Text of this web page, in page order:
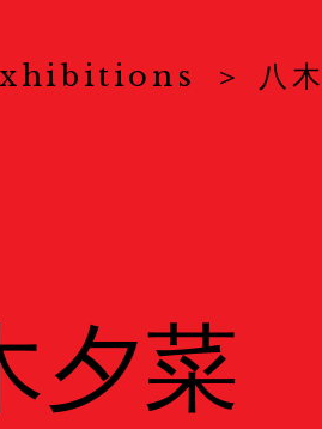
八
夕菜
19
展示情報